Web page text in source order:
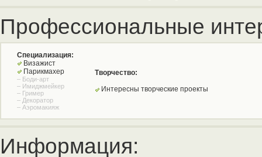
Профессиональные
Специализация:
Визажист
Парикмахер
– Боди-арт
– Имиджмейкер
– Гример
– Декоратор
– Аэромакияж
Творчество:
Интересны творческие проекты
Информация: